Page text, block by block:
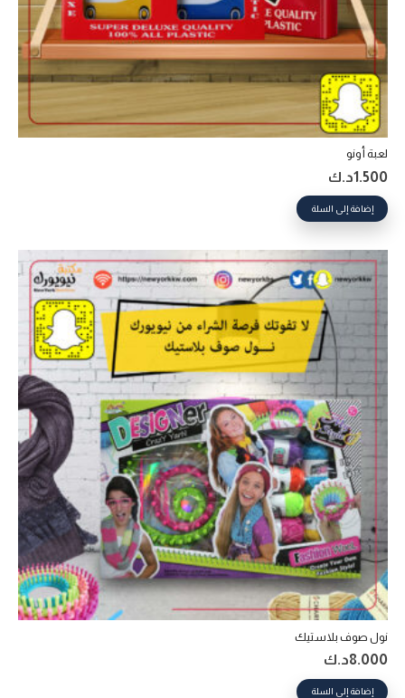
لعبة أونو
1.500د.ك
إضافة إلى السلة
نول صوف بلاستيك
8.000د.ك
إضافة إلى السلة